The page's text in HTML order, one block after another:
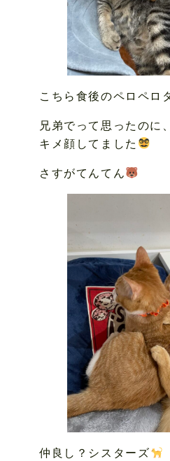
こちら食後のペロペロ
兄弟でって思ったのに
キメ顔してました
さすがてんてん
仲良し？シスターズ